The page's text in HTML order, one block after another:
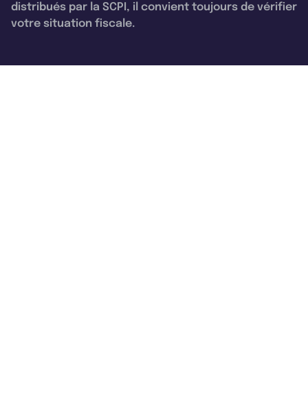
distribués par la SCPI, il convient toujours de vérifier
votre situation fiscale.